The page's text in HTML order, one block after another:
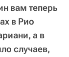
вам теперь
в Рио
а в
случаев,